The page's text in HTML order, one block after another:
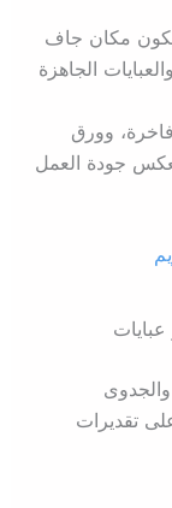
مكان جاف
الجاهزة
وورق
جودة العمل
تقديرات